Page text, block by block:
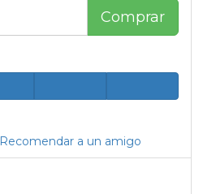
Comprar
Recomendar a un amigo